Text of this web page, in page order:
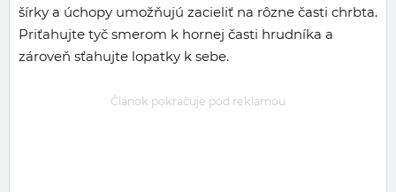
šírky a úchopy umožňujú zacieliť na rôzne časti chrbta.
Priťahujte tyč smerom k hornej časti hrudníka a
zároveň sťahujte lopatky k sebe.
Článok pokračuje pod reklamou